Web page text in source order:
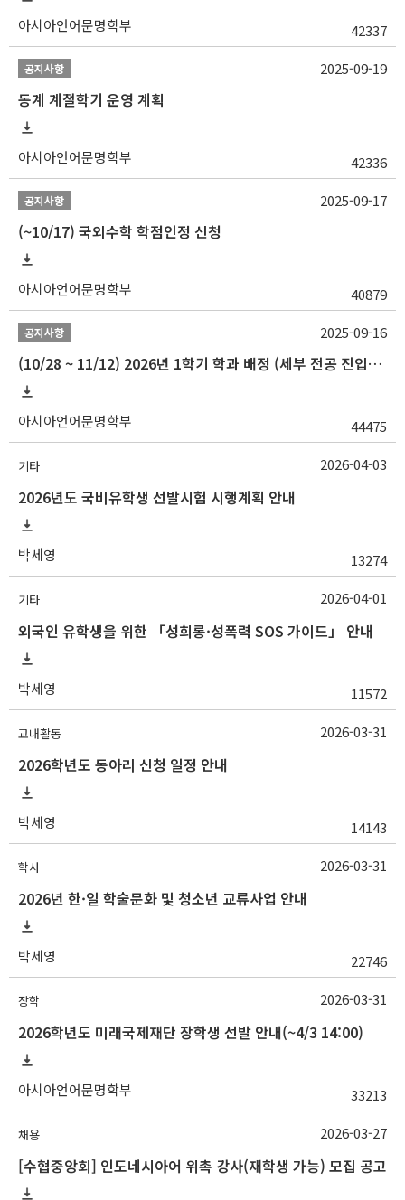
아시아언어문명학부 42337
공지사항
동계 계절학기 운영 계획
아시아언어문명학부 42336
2025-09-19
공지사항
(~10/17) 국외수학 학점인정 신청
아시아언어문명학부 40879
2025-09-17
공지사항
(10/28 ~ 11/12) 2026년 1학기 학과 배정 (세부 전공 진입) 안내
아시아언어문명학부 44475
2025-09-16
기타
2026년도 국비유학생 선발시험 시행계획 안내
박세영 13274
2026-04-03
기타
외국인 유학생을 위한 「성희롱·성폭력 SOS 가이드」 안내
박세영 11572
2026-04-01
교내활동
2026학년도 동아리 신청 일정 안내
박세영 14143
2026-03-31
학사
2026년 한·일 학술문화 및 청소년 교류사업 안내
박세영 22746
2026-03-31
장학
2026학년도 미래국제재단 장학생 선발 안내(~4/3 14:00)
아시아언어문명학부 33213
2026-03-31
채용
[수협중앙회] 인도네시아어 위촉 강사(재학생 가능) 모집 공고
2026-03-27